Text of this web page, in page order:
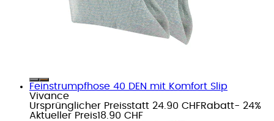
Feinstrumpfhose 40 DEN mit Komfort Slip
Vivance
Ursprünglicher Preisstatt 24.90 CHFRabatt- 24%
Aktueller Preis18.90 CHF